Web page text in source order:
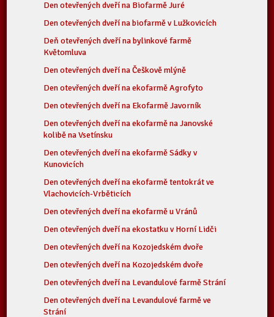
Den otevřených dveří na Biofarmě Juré
Den otevřených dveří na biofarmě v Lužkovicích
Deň otevřených dveří na bylinkové farmě
Květomluva
Den otevřených dveří na Češkově mlýně
Den otevřených dveří na ekofarmě Agrofyto
Den otevřených dveří na Ekofarmě Javorník
Den otevřených dveří na ekofarmě na Janovské
kolibě na Vsetínsku
Den otevřených dveří na ekofarmě Sádky v
Kunovicích
Den otevřených dveří na ekofarmě tentokrát ve
Vlachovicích-Vrběticích
Den otevřených dveří na ekofarmě u Vránů
Den otevřených dveří na ekostatku v Horní Lidči
Den otevřených dveří na Kozojedském dvoře
Den otevřených dveří na Kozojedském dvoře
Den otevřených dveří na Levandulové farmě Strání
Den otevřených dveří na Levandulové farmě ve
Strání